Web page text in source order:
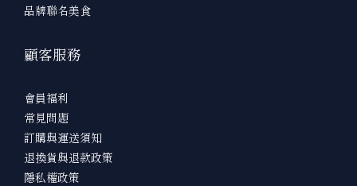
品牌聯名美食
顧客服務
會員福利
常見問題
訂購與運送須知
退換貨與退款政策
隱私權政策